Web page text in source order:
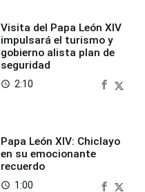
Visita del Papa León XIV
impulsará el turismo y
gobierno alista plan de
seguridad
access_time 2:10
Papa León XIV: Chiclayo
en su emocionante
recuerdo
access_time 1:00